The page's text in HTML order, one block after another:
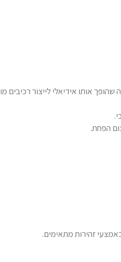
אותו אידיאלי לייצור רכיבים
הפחת.
זהירות מתאימים.